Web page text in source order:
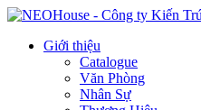
Giới thiệu
Catalogue
Văn Phòng
Nhân Sự